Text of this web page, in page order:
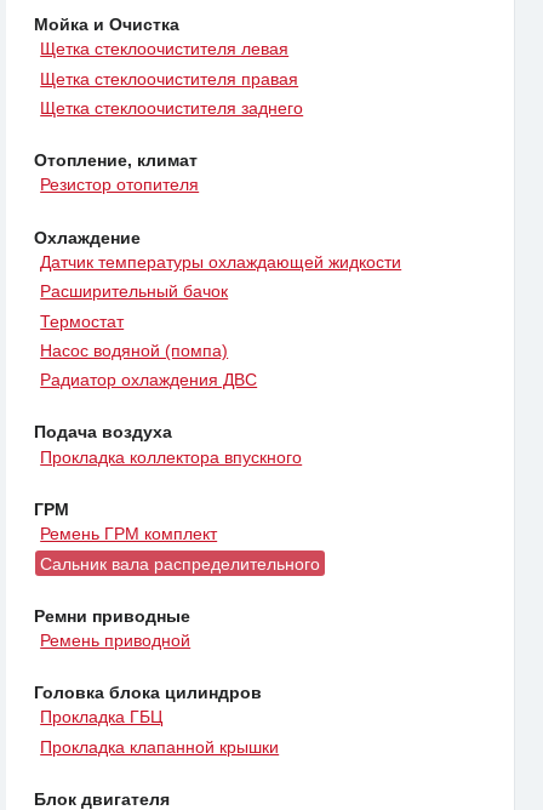
Мойка и Очистка
Щетка стеклоочистителя левая
Щетка стеклоочистителя правая
Щетка стеклоочистителя заднего
Отопление, климат
Резистор отопителя
Охлаждение
Датчик температуры охлаждающей жидкости
Расширительный бачок
Термостат
Насос водяной (помпа)
Радиатор охлаждения ДВС
Подача воздуха
Прокладка коллектора впускного
ГРМ
Ремень ГРМ комплект
Сальник вала распределительного
Ремни приводные
Ремень приводной
Головка блока цилиндров
Прокладка ГБЦ
Прокладка клапанной крышки
Блок двигателя